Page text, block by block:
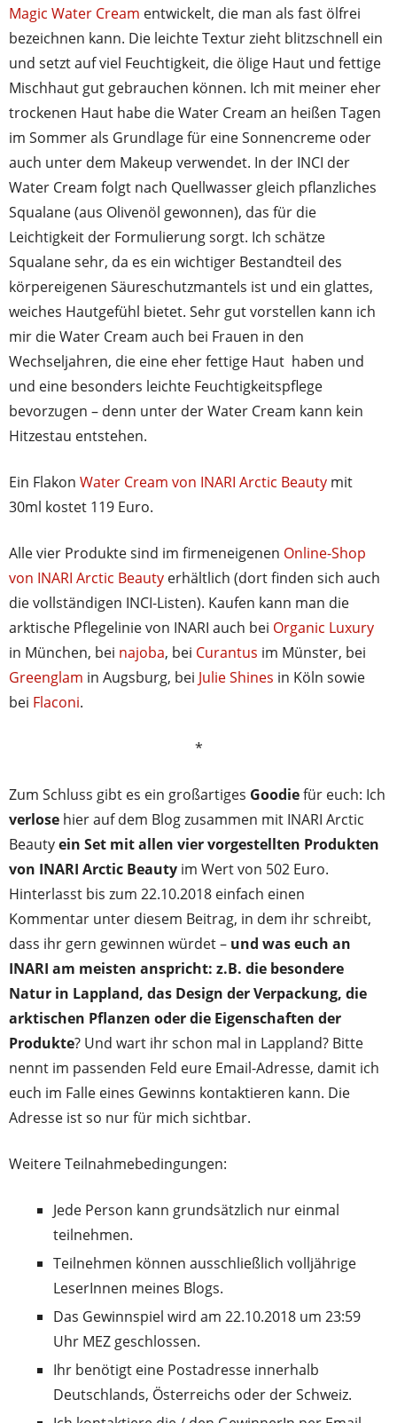
Magic Water Cream entwickelt, die man als fast ölfrei
bezeichnen kann. Die leichte Textur zieht blitzschnell ein
und setzt auf viel Feuchtigkeit, die ölige Haut und fettige
Mischhaut gut gebrauchen können. Ich mit meiner eher
trockenen Haut habe die Water Cream an heißen Tagen
im Sommer als Grundlage für eine Sonnencreme oder
auch unter dem Makeup verwendet. In der INCI der
Water Cream folgt nach Quellwasser gleich pflanzliches
Squalane (aus Olivenöl gewonnen), das für die
Leichtigkeit der Formulierung sorgt. Ich schätze
Squalane sehr, da es ein wichtiger Bestandteil des
körpereigenen Säureschutzmantels ist und ein glattes,
weiches Hautgefühl bietet. Sehr gut vorstellen kann ich
mir die Water Cream auch bei Frauen in den
Wechseljahren, die eine eher fettige Haut haben und
und eine besonders leichte Feuchtigkeitspflege
bevorzugen – denn unter der Water Cream kann kein
Hitzestau entstehen.
Ein Flakon Water Cream von INARI Arctic Beauty mit
30ml kostet 119 Euro.
Alle vier Produkte sind im firmeneigenen Online-Shop
von INARI Arctic Beauty erhältlich (dort finden sich auch
die vollständigen INCI-Listen). Kaufen kann man die
arktische Pflegelinie von INARI auch bei Organic Luxury
in München, bei najoba, bei Curantus im Münster, bei
Greenglam in Augsburg, bei Julie Shines in Köln sowie
bei Flaconi.
*
Zum Schluss gibt es ein großartiges Goodiefür euch: Ich
verlose hier auf dem Blog zusammen mit INARI Arctic
Beautyein Set mit allen vier vorgestellten Produkten
von INARI Arctic Beauty im Wert von 502 Euro.
Hinterlasst bis zum 22.10.2018 einfach einen
Kommentar unter diesem Beitrag, in dem ihr schreibt,
dass ihr gern gewinnen würdet – und was euch an
INARI am meisten anspricht: z.B. die besondere
Natur in Lappland, das Design der Verpackung, die
arktischen Pflanzen oder die Eigenschaften der
Produkte? Und wart ihr schon mal in Lappland? Bitte
nennt im passenden Feld eure Email-Adresse, damit ich
euch im Falle eines Gewinns kontaktieren kann. Die
Adresse ist so nur für mich sichtbar.
Weitere Teilnahmebedingungen:
Jede Person kann grundsätzlich nur einmal
teilnehmen.
Teilnehmen können ausschließlich volljährige
LeserInnen meines Blogs.
Das Gewinnspiel wird am 22.10.2018 um 23:59
Uhr MEZ geschlossen.
Ihr benötigt eine Postadresse innerhalb
Deutschlands, Österreichs oder der Schweiz.